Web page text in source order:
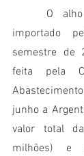
importado
semestre de
feita pela
junho a
valor total
milhões) e